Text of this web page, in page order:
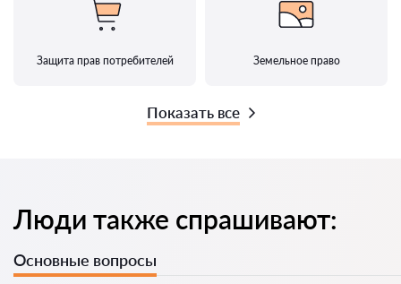
Защита прав потребителей Земельное право
Показать все
Люди также спрашивают:
Основные вопросы